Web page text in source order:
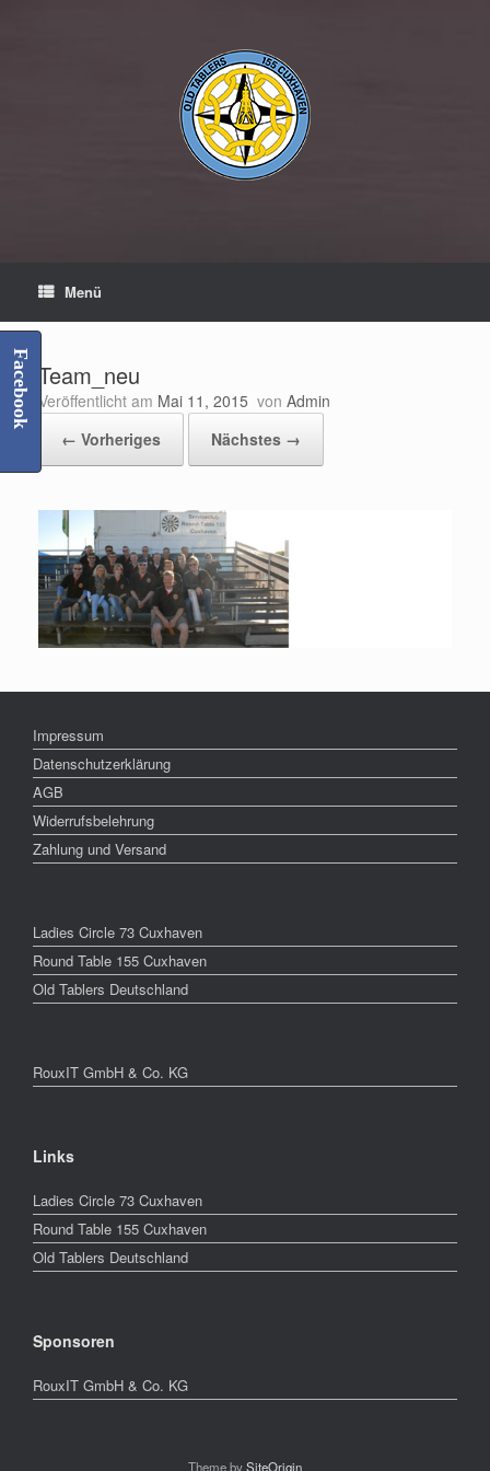
Menü
Team_neu
Veröffentlicht am Mai 11, 2015 von Admin
← Vorheriges
Nächstes →
Impressum
Datenschutzerklärung
AGB
Widerrufsbelehrung
Zahlung und Versand
Ladies Circle 73 Cuxhaven
Round Table 155 Cuxhaven
Old Tablers Deutschland
RouxIT GmbH & Co. KG
Links
Ladies Circle 73 Cuxhaven
Round Table 155 Cuxhaven
Old Tablers Deutschland
Sponsoren
RouxIT GmbH & Co. KG
Theme bySiteOrigin
Facebook